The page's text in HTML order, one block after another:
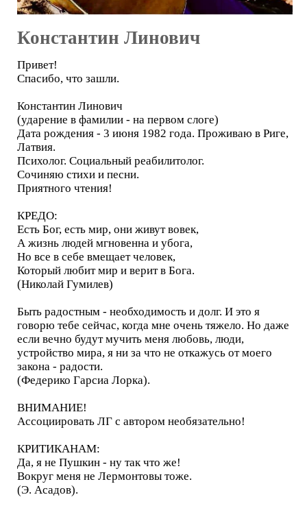
Константин Линович
Привет!
Спасибо, что зашли.
Константин Линович
(ударение в фамилии - на первом слоге)
Дата рождения - 3 июня 1982 года. Проживаю в Риге,
Латвия.
Психолог. Социальный реабилитолог.
Сочиняю стихи и песни.
Приятного чтения!
КРЕДО:
Есть Бог, есть мир, они живут вовек,
А жизнь людей мгновенна и убога,
Но все в себе вмещает человек,
Который любит мир и верит в Бога.
(Николай Гумилев)
Быть радостным - необходимость и долг. И это я
говорю тебе сейчас, когда мне очень тяжело. Но даже
если вечно будут мучить меня любовь, люди,
устройство мира, я ни за что не откажусь от моего
закона - радости.
(Федерико Гарсиа Лорка).
ВНИМАНИЕ!
Ассоциировать ЛГ с автором необязательно!
КРИТИКАНАМ:
Да, я не Пушкин - ну так что же!
Вокруг меня не Лермонтовы тоже.
(Э. Асадов).